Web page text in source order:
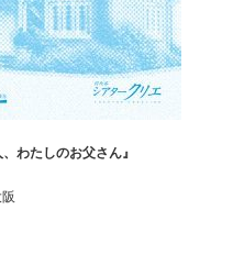
わたしのお父さん』